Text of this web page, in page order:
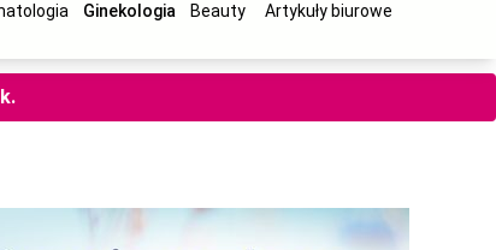
Ginekologia Beauty
Artykuły biurowe